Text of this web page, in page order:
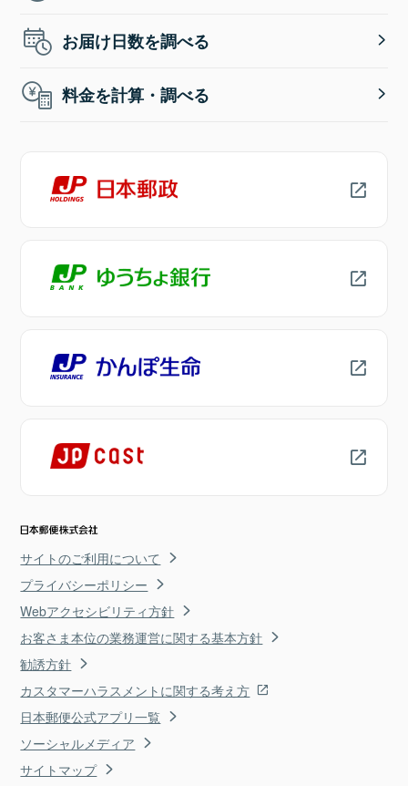
お届け日数を調べる
料金を計算・調べる
サイトのご利用について
プライバシーポリシー
Webアクセシビリティ方針
お客さま本位の業務運営に関する基本方針
勧誘方針
カスタマーハラスメントに関する考え方
日本郵便公式アプリ一覧
ソーシャルメディア
サイトマップ